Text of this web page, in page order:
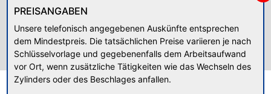
PREISANGABEN
Unsere telefonisch angegebenen Auskünfte entsprechen
dem Mindestpreis. Die tatsächlichen Preise variieren je nach
Schlüsselvorlage und gegebenenfalls dem Arbeitsaufwand
vor Ort, wenn zusätzliche Tätigkeiten wie das Wechseln des
Zylinders oder des Beschlages anfallen.
Anschrift